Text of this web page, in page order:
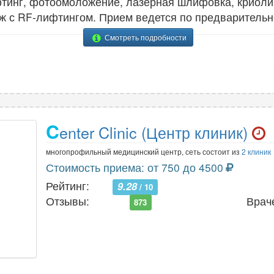
с RF-лифтингом. Прием ведется по
Смотреть подробности
Center Clinic (Центр клиник)
многопрофильный медицинский центр, сеть состоит из 2 клиник
Стоимость приема: от 750 до 4500
Рейтинг:
9.28/ 10
Отзывы: 873